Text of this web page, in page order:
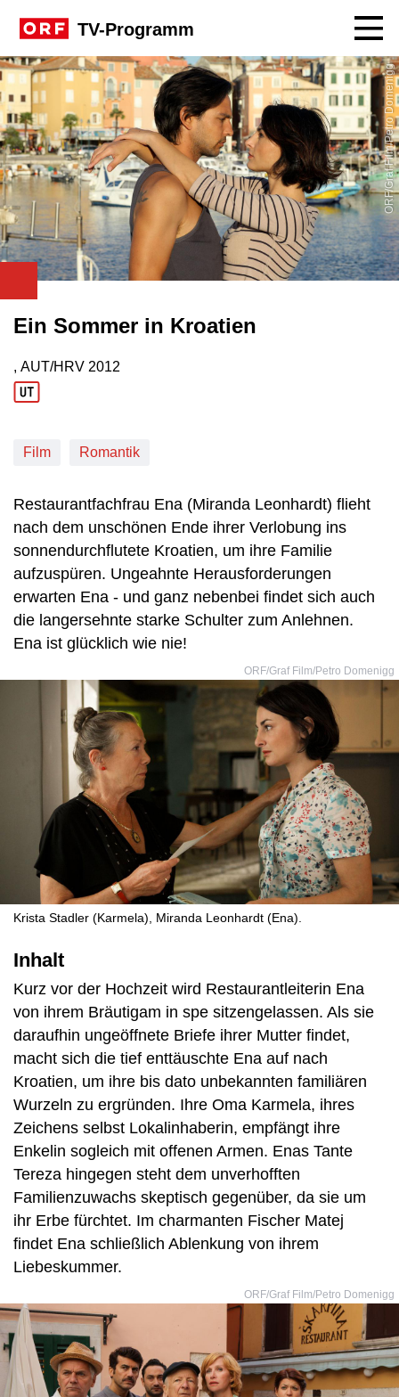
TV-Programm
ORF/Graf Film/Petro Domenigg
Ein Sommer in Kroatien
Produktionsland: AUT/HRV
, AUT/HRV
Produktionsjahr: 2012
2012
Film Romantik
Restaurantfachfrau Ena (Miranda Leonhardt) flieht
nach dem unschönen Ende ihrer Verlobung ins
sonnendurchflutete Kroatien, um ihre Familie
aufzuspüren. Ungeahnte Herausforderungen
erwarten Ena - und ganz nebenbei findet sich auch
die langersehnte starke Schulter zum Anlehnen.
Ena ist glücklich wie nie!
ORF/Graf Film/Petro Domenigg
Krista Stadler (Karmela), Miranda Leonhardt (Ena).
Inhalt
Kurz vor der Hochzeit wird Restaurantleiterin Ena
von ihrem Bräutigam in spe sitzengelassen. Als sie
daraufhin ungeöffnete Briefe ihrer Mutter findet,
macht sich die tief enttäuschte Ena auf nach
Kroatien, um ihre bis dato unbekannten familiären
Wurzeln zu ergründen. Ihre Oma Karmela, ihres
Zeichens selbst Lokalinhaberin, empfängt ihre
Enkelin sogleich mit offenen Armen. Enas Tante
Tereza hingegen steht dem unverhofften
Familienzuwachs skeptisch gegenüber, da sie um
ihr Erbe fürchtet. Im charmanten Fischer Matej
findet Ena schließlich Ablenkung von ihrem
Liebeskummer.
ORF/Graf Film/Petro Domenigg